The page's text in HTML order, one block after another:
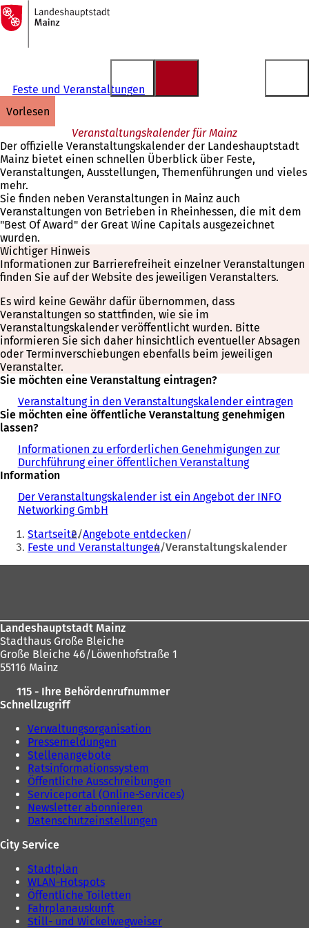
Inhalt anspringen
Zur
Startseite
Feste und Veranstaltungen
vorlesen
Veranstaltungskalender für Mainz
Der offizielle Veranstaltungskalender der Landeshauptstadt
Mainz bietet einen schnellen Überblick über Feste,
Veranstaltungen, Ausstellungen, Themenführungen und vieles
mehr.
Sie finden neben Veranstaltungen in Mainz auch
Veranstaltungen von Betrieben in Rheinhessen, die mit dem
"Best Of Award" der Great Wine Capitals ausgezeichnet
wurden.
Wichtiger Hinweis
Informationen zur Barrierefreiheit einzelner Veranstaltungen
finden Sie auf der Website des jeweiligen Veranstalters.
Es wird keine Gewähr dafür übernommen, dass
Veranstaltungen so stattfinden, wie sie im
Veranstaltungskalender veröffentlicht wurden. Bitte
informieren Sie sich daher hinsichtlich eventueller Absagen
oder Terminverschiebungen ebenfalls beim jeweiligen
Veranstalter.
Sie möchten eine Veranstaltung eintragen?
Veranstaltung in den Veranstaltungskalender eintragen
Sie möchten eine öffentliche Veranstaltung genehmigen
lassen?
Informationen zu erforderlichen Genehmigungen zur
Durchführung einer öffentlichen Veranstaltung
Information
Der Veranstaltungskalender ist ein Angebot der INFO
Networking GmbH
Sie
befinden
sich
Startseite Angebote entdecken
Feste und Veranstaltungen Veranstaltungskalender
Landeshauptstadt Mainz
Stadthaus Große Bleiche
Große Bleiche 46/Löwenhofstraße 1
55116 Mainz
115 - Ihre Behördenrufnummer
Schnellzugriff
Verwaltungsorganisation
Pressemeldungen
Stellenangebote
Ratsinformationssystem
Öffentliche Ausschreibungen
Serviceportal (Online-Services)
Newsletter abonnieren
Datenschutzeinstellungen
City Service
Stadtplan
WLAN-Hotspots
Öffentliche Toiletten
Fahrplanauskunft
Still- und Wickelwegweiser